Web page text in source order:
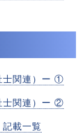
士関連）ー ①
士関連）ー ②
載一覧